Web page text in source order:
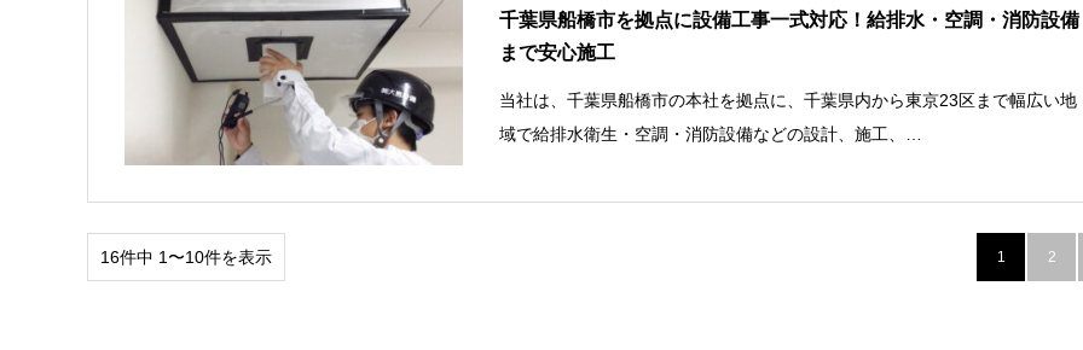
千葉県船橋市を拠点に設備工事一式対応！給排水・空調・消防設備
まで安心施工
当社は、千葉県船橋市の本社を拠点に、千葉県内から東京23区まで幅広い地
域で給排水衛生・空調・消防設備などの設計、施工、…
16件中 1〜10件を表示 1 2